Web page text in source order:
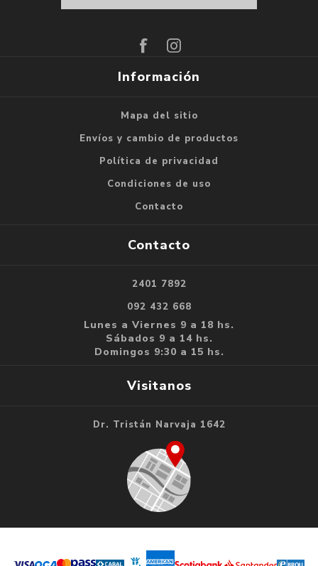
Información
Mapa del sitio
Envíos y cambio de productos
Política de privacidad
Condiciones de uso
Contacto
Contacto
2401 7892
092 432 668
Lunes a Viernes 9 a 18 hs.
Sábados 9 a 14 hs.
Domingos 9:30 a 15 hs.
Visitanos
Dr. Tristán Narvaja 1642